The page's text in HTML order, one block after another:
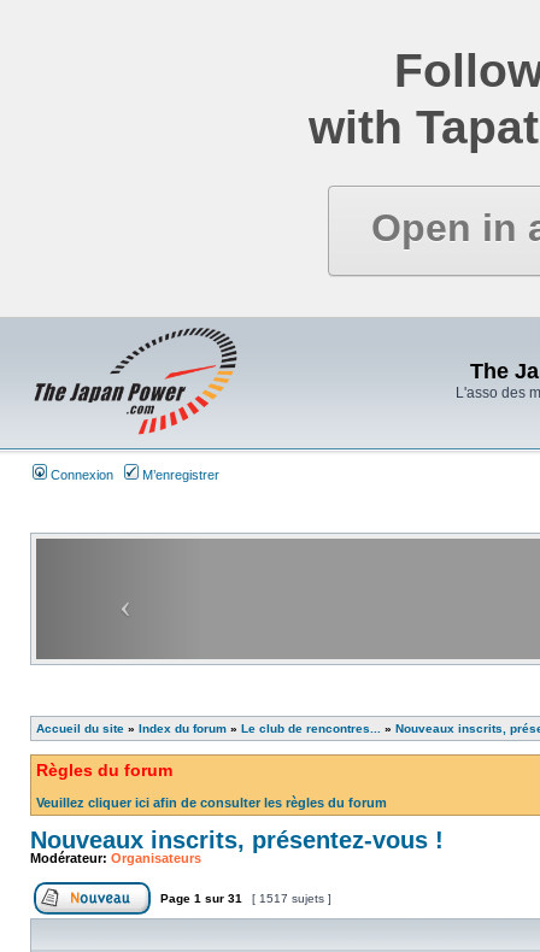
with
Open in
The
L'asso des
Connexion M’enregistrer
Accueil du site » Index du forum » Le club de rencontres... » Nouveaux inscrits,
Règles du forum
Veuillez cliquer ici afin de consulter les règles du forum
Nouveaux inscrits, présentez-vous !
Modérateur: Organisateurs
Page 1 sur 31 [ 1517 sujets ]